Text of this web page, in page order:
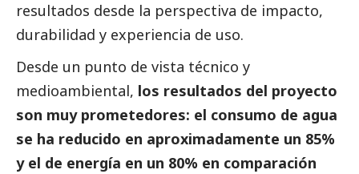
resultados desde la perspectiva de impacto,
durabilidad y experiencia de uso.
Desde un punto de vista técnico y
medioambiental, los resultados del proyecto
son muy prometedores: el consumo de agua
se ha reducido en aproximadamente un 85%
y el de energía en un 80% en comparación